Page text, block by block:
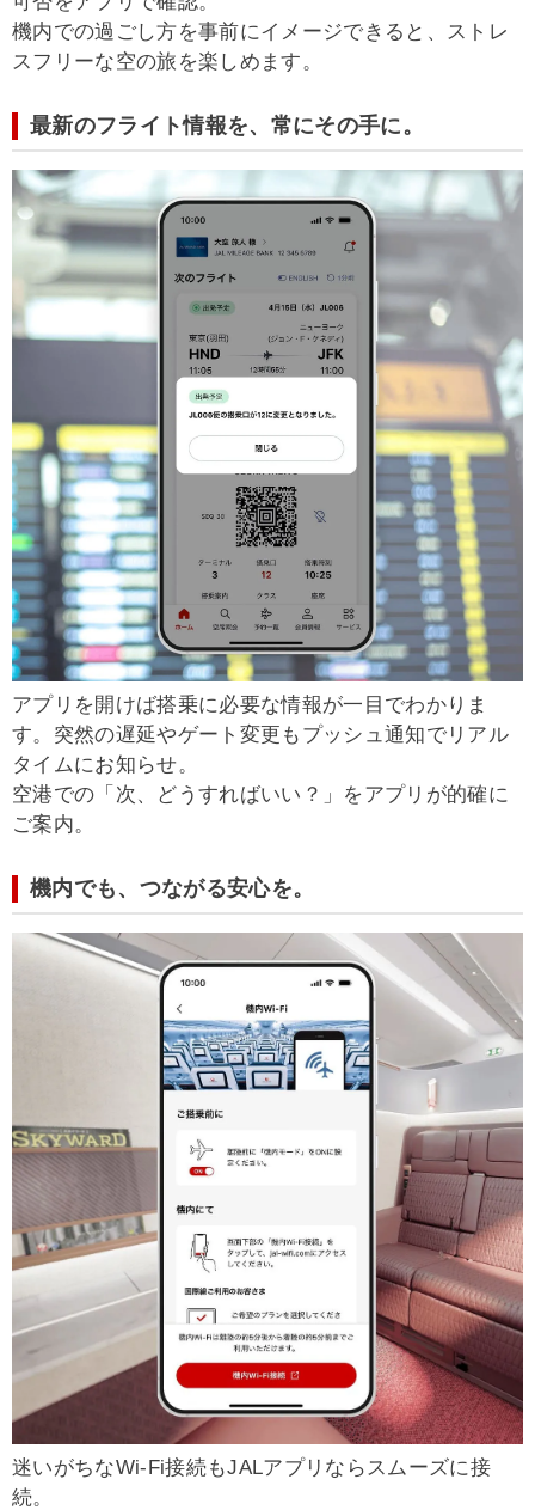
機内での過ごし方を事前にイメージできると、ストレ
スフリーな空の旅を楽しめます。
最新のフライト情報を、常にその手に。
アプリを開けば搭乗に必要な情報が一目でわかりま
す。突然の遅延やゲート変更もプッシュ通知でリアル
タイムにお知らせ。
空港での「次、どうすればいい？」をアプリが的確に
ご案内。
機内でも、つながる安心を。
迷いがちなWi-Fi接続もJALアプリならスムーズに接
続。